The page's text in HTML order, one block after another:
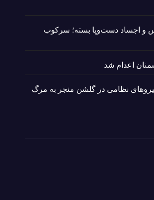
و اجساد دست‌وپا بسته؛ سرکوب
اعدام شد
نظامی در گلشن منجر به مرگ